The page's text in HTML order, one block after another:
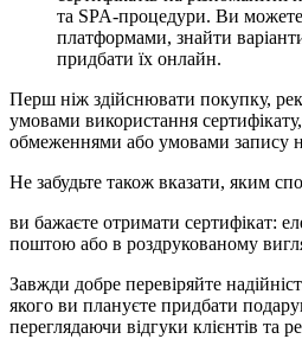
та SPA-процедури. Ви
платформами, знайти
придбати їх онлайн.
Перш ніж здійснювати покупку,
умовами використання
обмеженнями або умовами запису
Не забудьте також вказати, яким
ви бажаєте отримати сертифікат:
поштою або в роздрукованому
Завжди добре перевіряйте
якого ви плануєте придбати
переглядаючи відгуки клієнтів та